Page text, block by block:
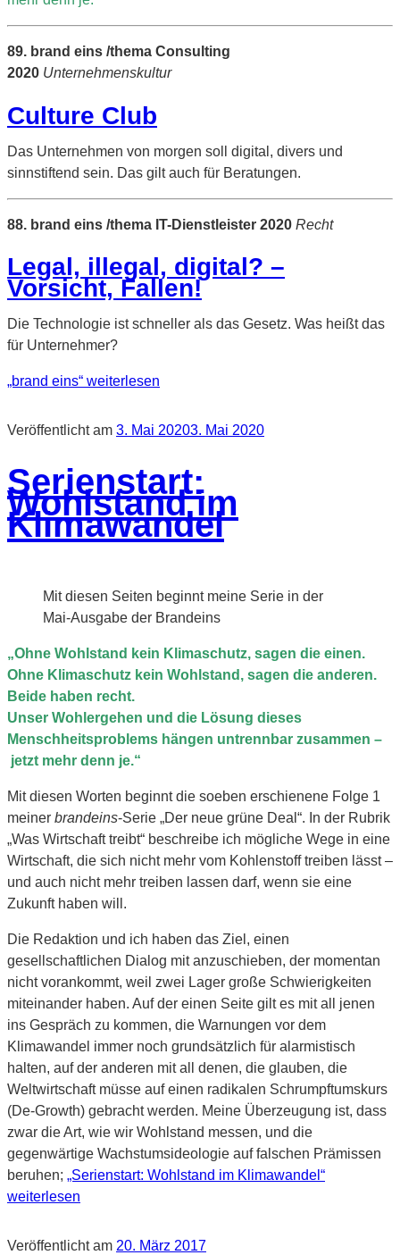
89. brand eins /thema Consulting
2020 Unternehmenskultur
Culture Club
Das Unternehmen von morgen soll digital, divers und
sinnstiftend sein. Das gilt auch für Beratungen.
88. brand eins /thema IT-Dienstleister 2020 Recht
Legal, illegal, digital? –
Vorsicht, Fallen!
Die Technologie ist schneller als das Gesetz. Was heißt das
für Unternehmer?
„brand eins“ weiterlesen
Veröffentlicht am 3. Mai 20203. Mai 2020
Serienstart:
Wohlstand im
Klimawandel
Mit diesen Seiten beginnt meine Serie in der
Mai-Ausgabe der Brandeins
„Ohne Wohlstand kein Klimaschutz, sagen die einen.
Ohne Klimaschutz kein Wohlstand, sagen die anderen.
Beide haben recht.
Unser Wohlergehen und die Lösung dieses
Menschheitsproblems hängen untrennbar zusammen –
jetzt mehr denn je.“
Mit diesen Worten beginnt die soeben erschienene Folge 1
meiner brandeins-Serie „Der neue grüne Deal“. In der Rubrik
„Was Wirtschaft treibt“ beschreibe ich mögliche Wege in eine
Wirtschaft, die sich nicht mehr vom Kohlenstoff treiben lässt –
und auch nicht mehr treiben lassen darf, wenn sie eine
Zukunft haben will.
Die Redaktion und ich haben das Ziel, einen
gesellschaftlichen Dialog mit anzuschieben, der momentan
nicht vorankommt, weil zwei Lager große Schwierigkeiten
miteinander haben. Auf der einen Seite gilt es mit all jenen
ins Gespräch zu kommen, die Warnungen vor dem
Klimawandel immer noch grundsätzlich für alarmistisch
halten, auf der anderen mit all denen, die glauben, die
Weltwirtschaft müsse auf einen radikalen Schrumpftumskurs
(De-Growth) gebracht werden. Meine Überzeugung ist, dass
zwar die Art, wie wir Wohlstand messen, und die
gegenwärtige Wachstumsideologie auf falschen Prämissen
beruhen; „Serienstart: Wohlstand im Klimawandel“
weiterlesen
Veröffentlicht am 20. März 2017